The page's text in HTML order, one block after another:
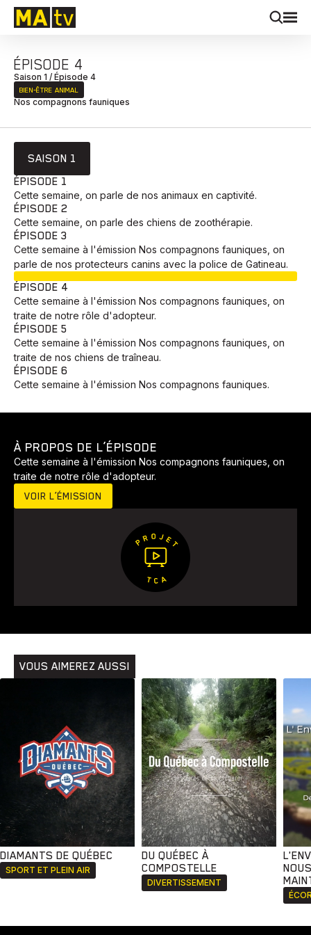
Voyage Yoga
ÉPISODE 4
Saison 1 / Épisode 4
BIEN‑ÊTRE ANIMAL
Nos compagnons fauniques
SAISON 1
ÉPISODE 1
Cette semaine, on parle de nos animaux en captivité.
ÉPISODE 2
Cette semaine, on parle des chiens de zoothérapie.
ÉPISODE 3
Cette semaine à l'émission Nos compagnons fauniques, on
parle de nos protecteurs canins avec la police de Gatineau.
ÉPISODE 4
Cette semaine à l'émission Nos compagnons fauniques, on
traite de notre rôle d'adopteur.
ÉPISODE 5
Cette semaine à l'émission Nos compagnons fauniques, on
traite de nos chiens de traîneau.
ÉPISODE 6
Cette semaine à l'émission Nos compagnons fauniques.
À PROPOS DE L’ÉPISODE
Cette semaine à l'émission Nos compagnons fauniques, on
traite de notre rôle d'adopteur.
VOIR L’ÉMISSION
VOUS AIMEREZ AUSSI
DIAMANTS DE QUÉBEC
SPORT ET PLEIN AIR
DU QUÉBEC À
COMPOSTELLE
DIVERTISSEMENT